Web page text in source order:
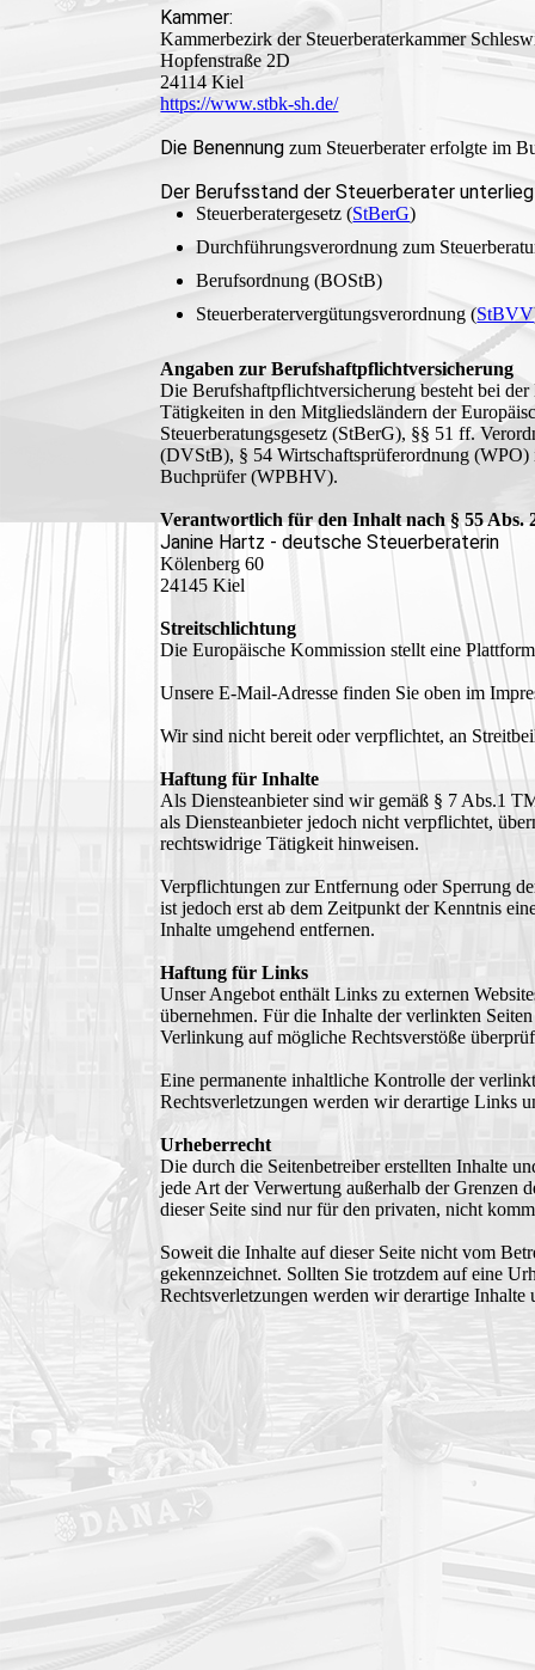
Kammer:
Kammerbezirk der Steuerberaterkammer
Hopfenstraße 2D
24114 Kiel
https://www.stbk-sh.de/
Die Benennung zum Steuerberater erfolgte im
Der Berufsstand der Steuerberater
Steuerberatergesetz (StBerG)
Durchführungsverordnung zum
Berufsordnung (BOStB)
Steuerberatervergütungsverordnung (StBVV
Angaben zur Berufshaftpflichtversicherung
Die Berufshaftpflichtversicherung besteht bei
Tätigkeiten in den Mitgliedsländern der
Steuerberatungsgesetz (StBerG), §§ 51 ff.
(DVStB), § 54 Wirtschaftsprüferordnung
Buchprüfer (WPBHV).
Verantwortlich für den Inhalt nach § 55 Abs.
Janine Hartz - deutsche Steuerberaterin
Kölenberg 60
24145 Kiel
Streitschlichtung
Die Europäische Kommission stellt eine
Unsere E-Mail-Adresse finden Sie oben im
Wir sind nicht bereit oder verpflichtet, an
Haftung für Inhalte
Als Diensteanbieter sind wir gemäß § 7 Abs.1
als Diensteanbieter jedoch nicht verpflichtet,
rechtswidrige Tätigkeit hinweisen.
Verpflichtungen zur Entfernung oder Sperrung
ist jedoch erst ab dem Zeitpunkt der Kenntnis
Inhalte umgehend entfernen.
Haftung für Links
Unser Angebot enthält Links zu externen
übernehmen. Für die Inhalte der verlinkten
Verlinkung auf mögliche Rechtsverstöße
Eine permanente inhaltliche Kontrolle der
Rechtsverletzungen werden wir derartige Links
Urheberrecht
Die durch die Seitenbetreiber erstellten Inhalte
jede Art der Verwertung außerhalb der Grenzen
dieser Seite sind nur für den privaten, nicht
Soweit die Inhalte auf dieser Seite nicht vom
gekennzeichnet. Sollten Sie trotzdem auf eine
Rechtsverletzungen werden wir derartige Inhalte